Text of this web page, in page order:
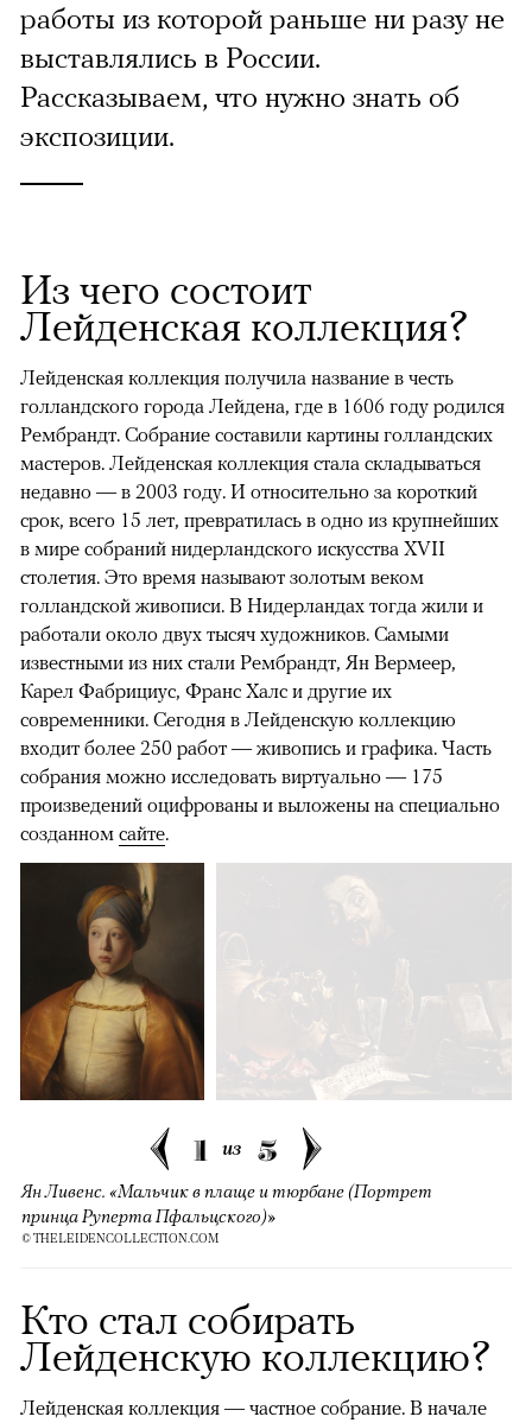
работы из которой раньше ни разу не
выставлялись в России.
Рассказываем, что нужно знать об
экспозиции.
Из чего состоит
Лейденская коллекция?
Лейденская коллекция получила название в честь
голландского города Лейдена, где в 1606 году родился
Рембрандт. Собрание составили картины голландских
мастеров. Лейденская коллекция стала складываться
недавно — в 2003 году. И относительно за короткий
срок, всего 15 лет, превратилась в одно из крупнейших
в мире собраний нидерландского искусства XVII
столетия. Это время называют золотым веком
голландской живописи. В Нидерландах тогда жили и
работали около двух тысяч художников. Самыми
известными из них стали Рембрандт, Ян Вермеер,
Карел Фабрициус, Франс Халс и другие их
современники. Сегодня в Лейденскую коллекцию
входит более 250 работ — живопись и графика. Часть
собрания можно исследовать виртуально — 175
произведений оцифрованы и выложены на специально
созданном сайте.
1 из 5
Ян Ливенс. «Мальчик в плаще и тюрбане (Портрет
принца Руперта Пфальцского)»
© THELEIDENCOLLECTION.COM
Кто стал собирать
Лейденскую коллекцию?
Лейденская коллекция — частное собрание. В начале